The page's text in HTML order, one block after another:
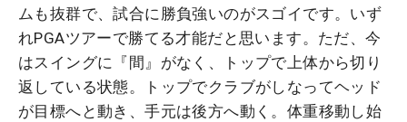
ムも抜群で、試合に勝負強いのがスゴイです。いず
れPGAツアーで勝てる才能だと思います。ただ、今
はスイングに『間』がなく、トップで上体から切り
返している状態。トップでクラブがしなってヘッド
が目標へと動き、手元は後方へ動く。体重移動し始